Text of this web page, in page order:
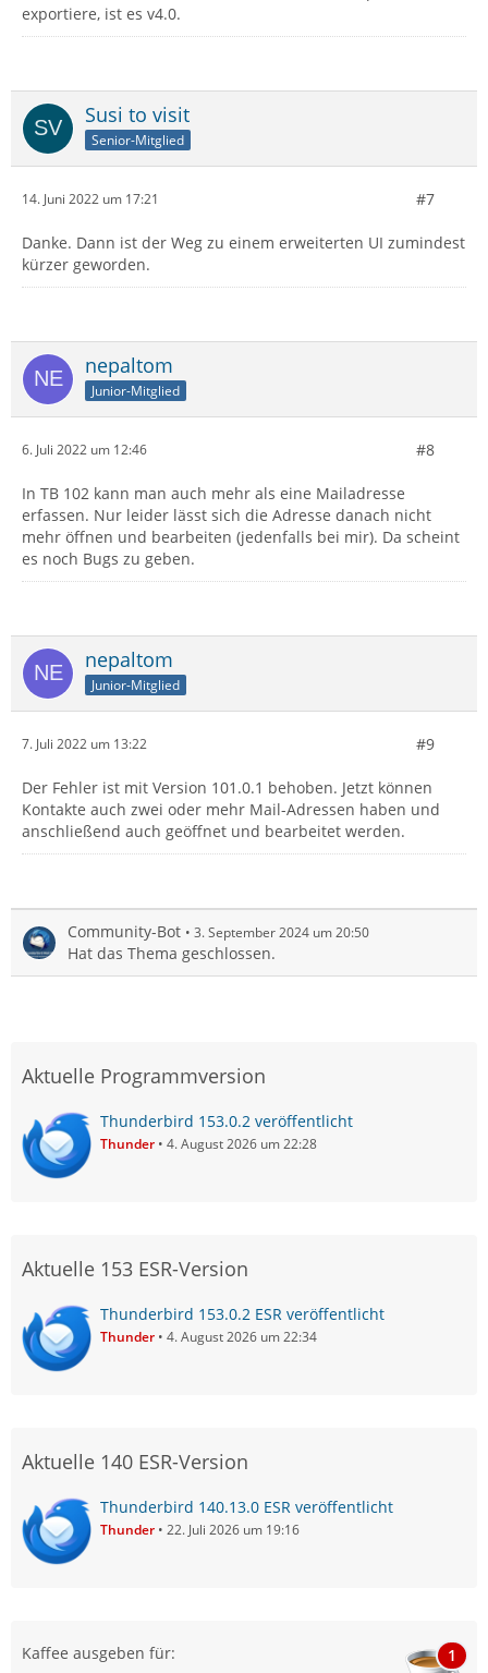
exportiere, ist es v4.0.
Susi to visit
Senior-Mitglied
14. Juni 2022 um 17:21 #7
Danke. Dann ist der Weg zu einem erweiterten UI zumindest
kürzer geworden.
nepaltom
Junior-Mitglied
6. Juli 2022 um 12:46 #8
In TB 102 kann man auch mehr als eine Mailadresse
erfassen. Nur leider lässt sich die Adresse danach nicht
mehr öffnen und bearbeiten (jedenfalls bei mir). Da scheint
es noch Bugs zu geben.
nepaltom
Junior-Mitglied
7. Juli 2022 um 13:22 #9
Der Fehler ist mit Version 101.0.1 behoben. Jetzt können
Kontakte auch zwei oder mehr Mail-Adressen haben und
anschließend auch geöffnet und bearbeitet werden.
Community-Bot 3. September 2024 um 20:50
Hat das Thema geschlossen.
Aktuelle Programmversion
Thunderbird 153.0.2 veröffentlicht
Thunder 4. August 2026 um 22:28
Aktuelle 153 ESR-Version
Thunderbird 153.0.2 ESR veröffentlicht
Thunder 4. August 2026 um 22:34
Aktuelle 140 ESR-Version
Thunderbird 140.13.0 ESR veröffentlicht
Thunder 22. Juli 2026 um 19:16
Kaffee ausgeben für: 1